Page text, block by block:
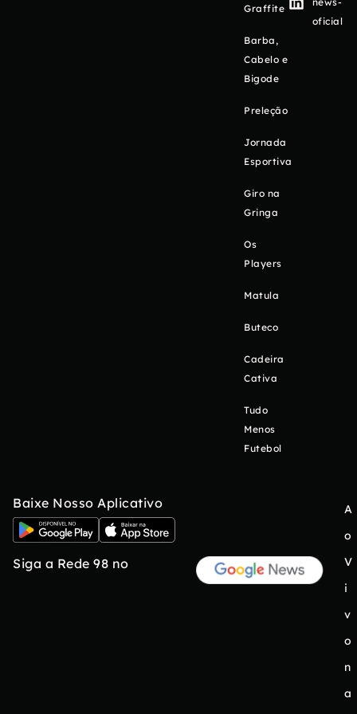
Graffite
Barba,
Cabelo e
Bigode
Preleção
Jornada
Esportiva
Giro na
Gringa
Os
Players
Matula
Buteco
Cadeira
Cativa
Tudo
Menos
Futebol
oficial
Baixe Nosso Aplicativo
Siga a Rede 98 no
A
o
V
i
v
o
n
a